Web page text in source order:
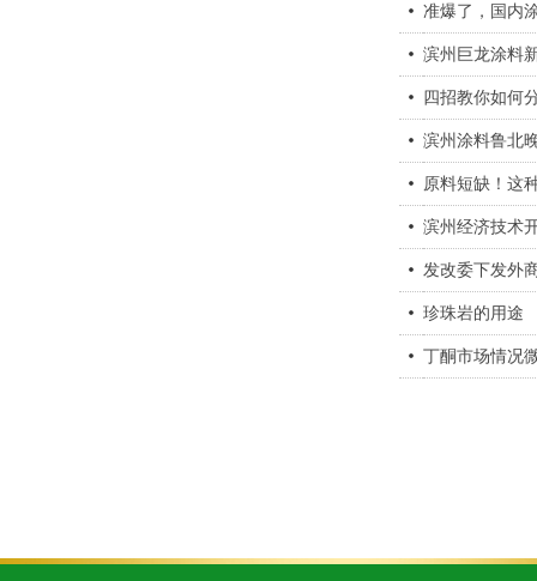
准爆了，国内
滨州巨龙涂料
四招教你如何
滨州涂料鲁北
原料短缺！这
滨州经济技术
发改委下发外
珍珠岩的用途
丁酮市场情况